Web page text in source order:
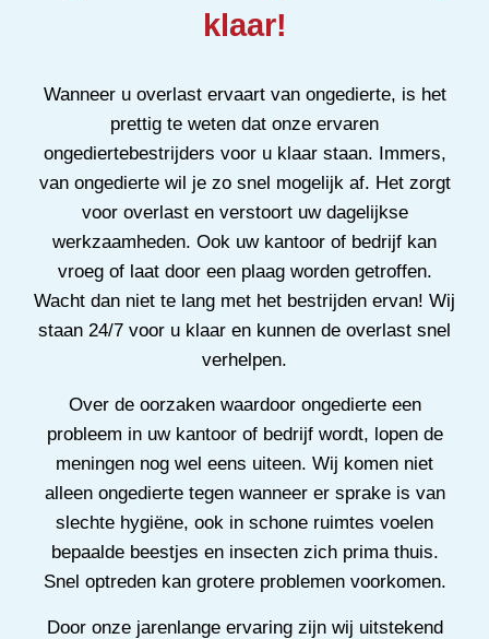
klaar!
Wanneer u overlast ervaart van ongedierte, is het
prettig te weten dat onze ervaren
ongediertebestrijders voor u klaar staan. Immers,
van ongedierte wil je zo snel mogelijk af. Het zorgt
voor overlast en verstoort uw dagelijkse
werkzaamheden. Ook uw kantoor of bedrijf kan
vroeg of laat door een plaag worden getroffen.
Wacht dan niet te lang met het bestrijden ervan! Wij
staan 24/7 voor u klaar en kunnen de overlast snel
verhelpen.
Over de oorzaken waardoor ongedierte een
probleem in uw kantoor of bedrijf wordt, lopen de
meningen nog wel eens uiteen. Wij komen niet
alleen ongedierte tegen wanneer er sprake is van
slechte hygiëne, ook in schone ruimtes voelen
bepaalde beestjes en insecten zich prima thuis.
Snel optreden kan grotere problemen voorkomen.
Door onze jarenlange ervaring zijn wij uitstekend